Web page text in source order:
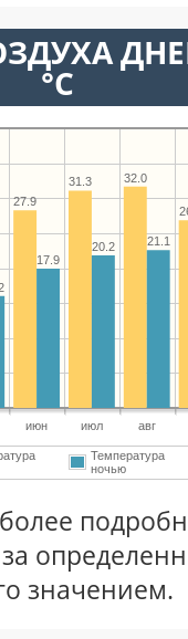
°C
июн июл авг
32.0
31.3
27.9
21.1
20.2
17.9
Температура
ночью
значением.